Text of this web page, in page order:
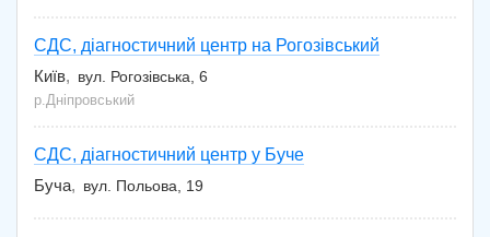
СДС, діагностичний центр на Рогозівський
Київ
вул. Рогозівська, 6
р.Дніпровський
СДС, діагностичний центр у Буче
Буча
вул. Польова, 19